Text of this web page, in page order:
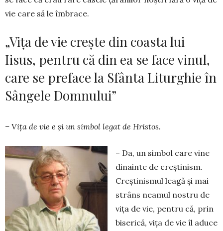
vie care să le îmbrace.
„Vița de vie crește din coasta lui
Iisus, pentru că din ea se face vinul,
care se preface la Sfânta Liturghie în
Sângele Domnului”
– Vița de vie e și un simbol legat de Hristos.
– Da, un simbol care vine
di­na­inte de creștinism.
Creștinismul lea­gă și mai
strâns neamul nostru de
vița de vie, pentru că, prin
biserică, vița de vie îl aduce